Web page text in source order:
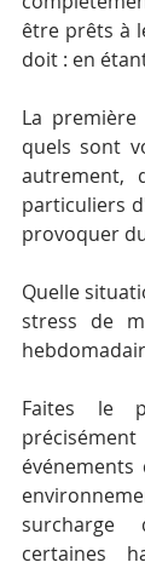
être prêts à
doit : en
La
quels sont
autrement,
particuliers
provoquer
Quelle
stress de
Faites le
certaines